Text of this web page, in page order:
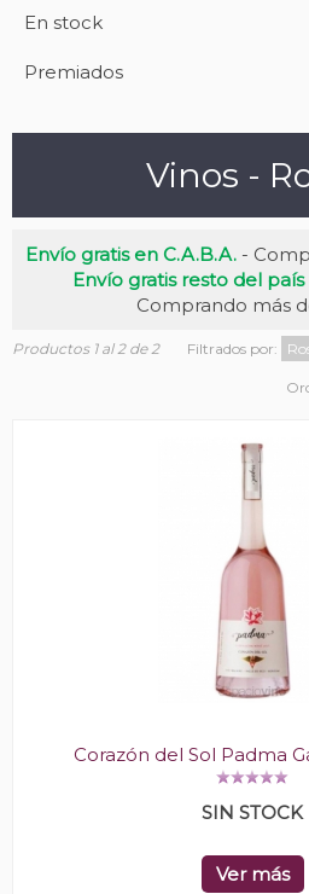
En stock
Premiados
Vinos -
Envío gratis en C.A.B.A.-
Envío gratis resto del país
Comprando más
Productos 1 al 2 de 2 Filtrados por:
Corazón del Sol Padma
SIN STOCK
Ver más